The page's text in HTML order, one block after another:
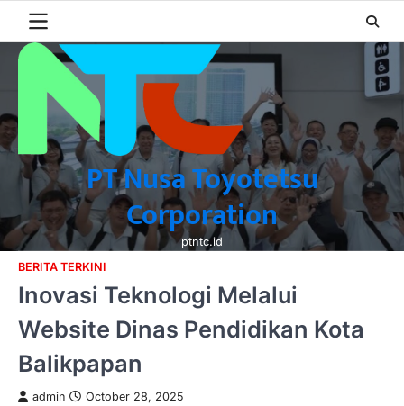
content
PT Nusa Toyotetsu
Corporation
ptntc.id
BERITA TERKINI
Inovasi Teknologi Melalui
Website Dinas Pendidikan Kota
Balikpapan
admin October 28, 2025